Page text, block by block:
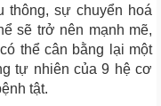
thông, sự chuyển hoá
sẽ trở nên mạnh mẽ,
thể cân bằng lại một
tự nhiên của 9 hệ cơ
tật.